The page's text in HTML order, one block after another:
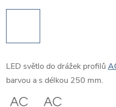
LED světlo do drážek profilů
barvou a s délkou 250 mm.